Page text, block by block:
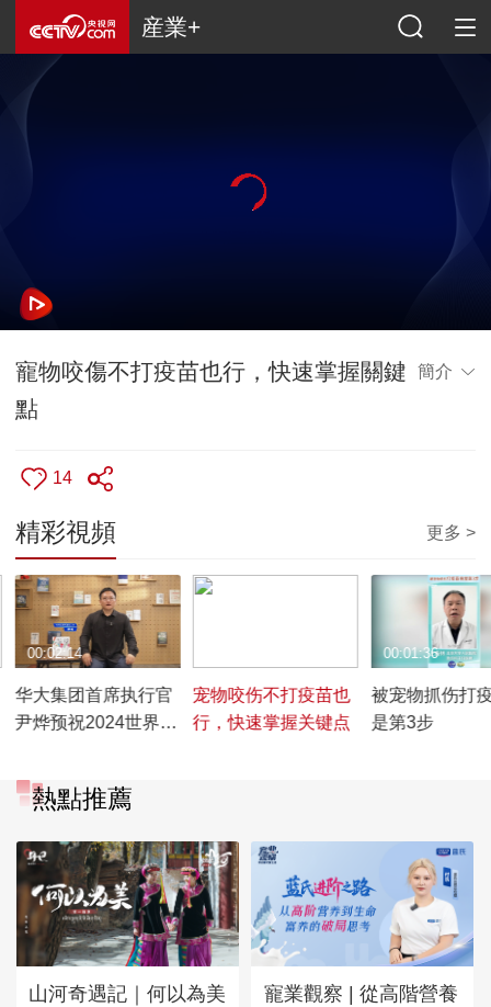
産業+
寵物咬傷不打疫苗也行，快速掌握關鍵
點
簡介
14
精彩視頻 更多 >
华大集团首席执行官
尹烨预祝2024世界生
00:02:14
宠物咬伤不打疫苗也
行，快速掌握关键点
被宠物抓伤打
是第3步
00:01:36
熱點推薦
山河奇遇記｜何以為美
寵業觀察 | 從高階營養